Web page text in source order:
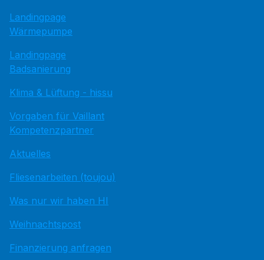
Landingpage
Wärmepumpe
Landingpage
Badsanierung
Klima & Lüftung - hissu
Vorgaben für Vaillant
Kompetenzpartner
Aktuelles
Fliesenarbeiten (toujou)
Was nur wir haben HI
Weihnachtspost
Finanzierung anfragen